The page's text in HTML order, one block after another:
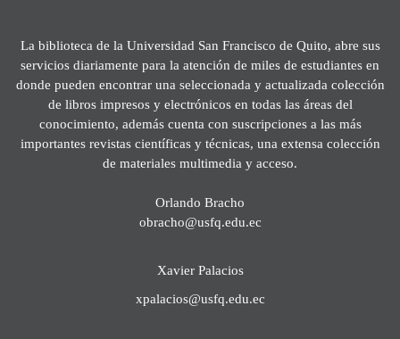
La biblioteca de la Universidad San Francisco de Quito, abre sus
servicios diariamente para la atención de miles de estudiantes en
donde pueden encontrar una seleccionada y actualizada colección
de libros impresos y electrónicos en todas las áreas del
conocimiento, además cuenta con suscripciones a las más
importantes revistas científicas y técnicas, una extensa colección
de materiales multimedia y acceso.
Orlando Bracho
obracho@usfq.edu.ec
Xavier Palacios
xpalacios@usfq.edu.ec